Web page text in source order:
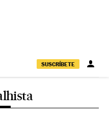
SUSCRÍBETE